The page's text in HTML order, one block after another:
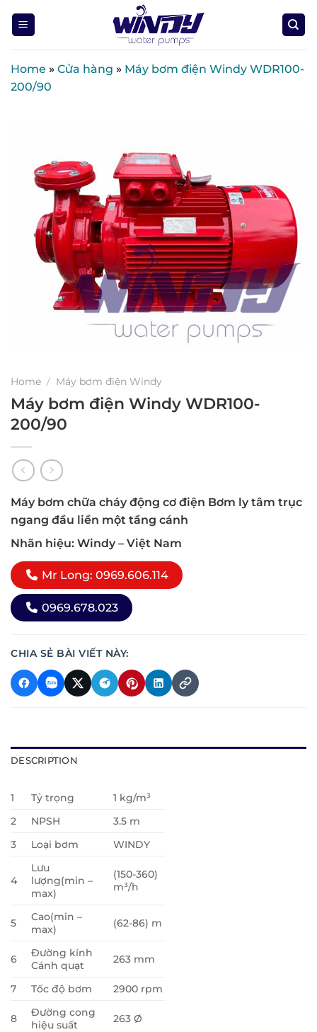
Home » Cửa hàng » Máy bơm điện Windy WDR100-
200/90
Home / Máy bơm điện Windy
Máy bơm điện Windy WDR100-
200/90
Máy bơm chữa cháy động cơ điện Bơm ly tâm trục
ngang đầu liền một tầng cánh
Nhãn hiệu: Windy – Việt Nam
Mr Long: 0969.606.114
0969.678.023
CHIA SẺ BÀI VIẾT NÀY:
DESCRIPTION
1 Tỷ trọng
1 kg/m³
2
NPSH
3.5 m
3
Loại bơm WINDY
4
Lưu
lượng(min –
max)
(150-360)
m³/h
5
Cao(min –
max)
(62-86) m
6
Đường kính
Cánh quạt
263 mm
7 Tốc độ bơm 2900 rpm
8
Đường cong
hiệu suất
263 Ø